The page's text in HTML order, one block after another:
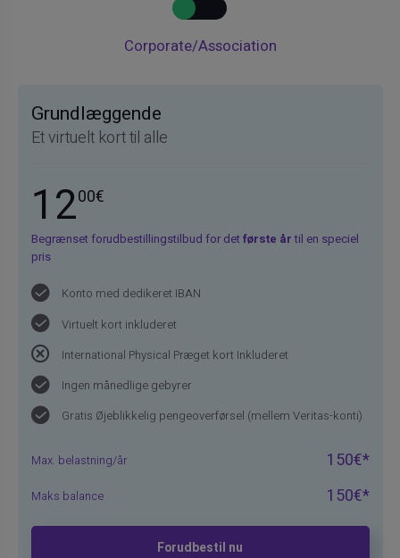
Corporate/Association
Grundlæggende
Et virtuelt kort til alle
1200€
Begrænset forudbestillingstilbud for detførste årtil en speciel
pris
Konto med dedikeret IBAN
Virtuelt kort inkluderet
International Physical Præget kort Inkluderet
Ingen månedlige gebyrer
Gratis Øjeblikkelig pengeoverførsel (mellem Veritas-konti)
Max. belastning/år 150€*
Maks balance 150€*
Forudbestil nu